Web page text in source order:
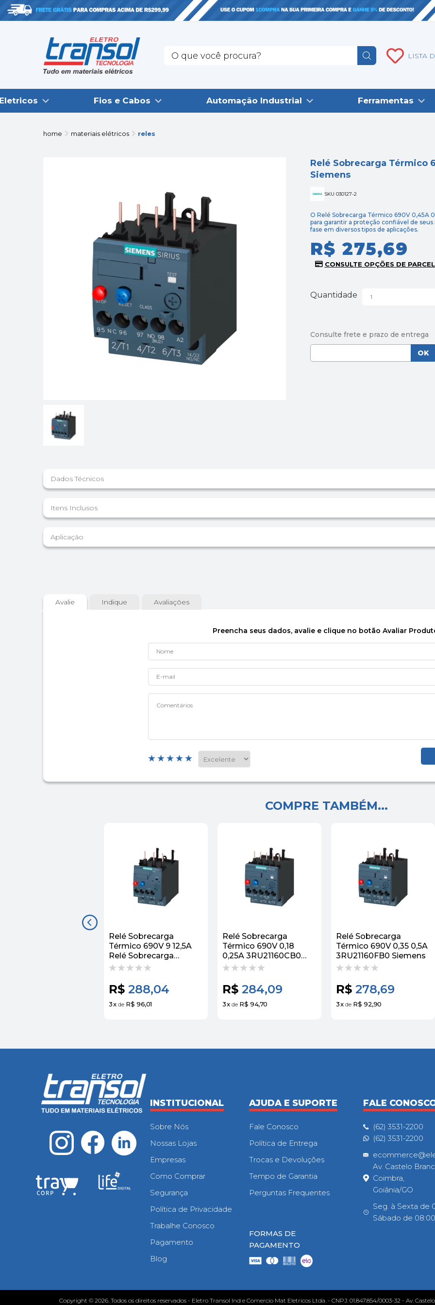
LISTA
Fios e Cabos Automação Industrial Ferramentas
home materiais elétricos reles
Relé Sobrecarga Térmico
Siemens
SKU 030127-2
O Relé Sobrecarga Térmico 690V 0,45A
para garantir a proteção confiável de
fase em diversos tipos de aplicações.
R$ 275,69
Quantidade
Dados Técnicos
Itens Inclusos
Aplicação
Avalie Indique Avaliações
Preencha seus dados, avalie e clique no botão Avaliar
COMPRE TAMBÉM...
Relé Sobrecarga
Térmico 690V 9 12,5A
Relé Sobrecarga
Térmico 690V 9 12,5A
Siemens
R$ 288,04
3x de R$ 96,01
Relé Sobrecarga
Térmico 690V 0,18
0,25A 3RU21160CB0
Siemens
R$ 284,09
3x de R$ 94,70
Relé Sobrecarga
Térmico 690V 0,35 0,5A
3RU21160FB0 Siemens
R$ 278,69
3x de R$ 92,90
INSTITUCIONAL
Sobre Nós
Nossas Lojas
Empresas
Como Comprar
Segurança
Política de Privacidade
Trabalhe Conosco
Pagamento
Blog
AJUDA E SUPORTE
Fale Conosco
Política de Entrega
Trocas e Devoluções
Tempo de Garantia
Perguntas Frequentes
FORMAS DE
PAGAMENTO
FALE
(62) 3531-2200
(62) 3531-2200
Av. Castelo
Coimbra,
Goiânia/GO
Seg. à Sexta de
Sábado de
Copyright © 2026. Todos os direitos reservados - Eletro Transol Ind e Comercio Mat Eletricos Ltda. - CNPJ: 01.847.854/0003-32 - Av.